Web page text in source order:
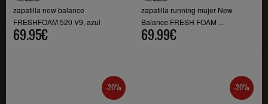
zapatilla new balance
FRESHFOAM 520 V9, azul
69.95€
zapatilla running mujer New
Balance FRESH FOAM ...
69.99€
-20% -20%